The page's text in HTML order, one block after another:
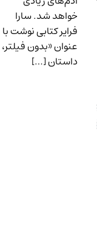
خواهد شد. سارا
فرایر کتابی نوشت با
عنوان «بدون فیلتر،
داستان […]